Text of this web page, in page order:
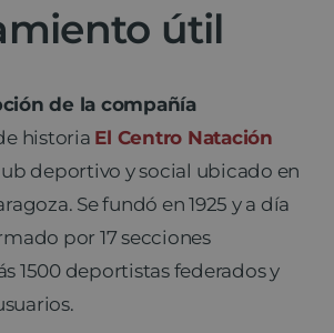
útil
de la compañía
historia El Centro Natación
deportivo y social ubicado en
Se fundó en 1925 y a día
por 17 secciones
1500 deportistas federados y